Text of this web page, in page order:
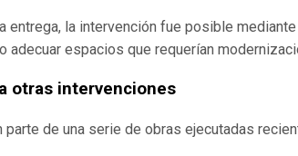
entrega, la intervención fue posible
adecuar espacios que requerían
otras intervenciones
parte de una serie de obras ejecutadas